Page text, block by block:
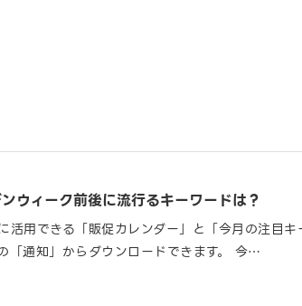
ウィーク前後に流行るキーワードは？
活用できる「販促カレンダー」と「今月の注目
「通知」からダウンロードできます。 今…